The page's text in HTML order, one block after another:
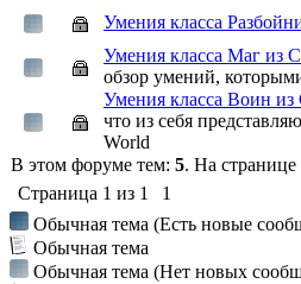
Умения класса
Умения класса Маг из
обзор умений,
Умения класса Воин из
что из себя
World
В этом форуме тем: 5. На странице
Страница 1 из 1
1
Обычная тема (Есть новые
Обычная тема
Обычная тема (Нет новых